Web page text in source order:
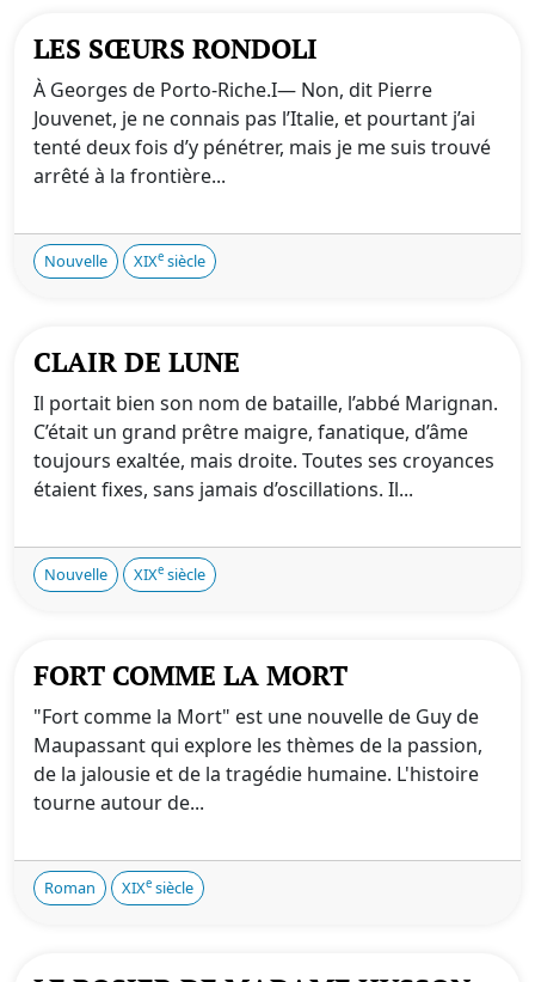
LES SŒURS RONDOLI
À Georges de Porto-Riche.I— Non, dit Pierre
Jouvenet, je ne connais pas l’Italie, et pourtant j’ai
tenté deux fois d’y pénétrer, mais je me suis trouvé
arrêté à la frontière...
Nouvelle XIXe siècle
CLAIR DE LUNE
Il portait bien son nom de bataille, l’abbé Marignan.
C’était un grand prêtre maigre, fanatique, d’âme
toujours exaltée, mais droite. Toutes ses croyances
étaient fixes, sans jamais d’oscillations. Il...
Nouvelle XIXe siècle
FORT COMME LA MORT
"Fort comme la Mort" est une nouvelle de Guy de
Maupassant qui explore les thèmes de la passion,
de la jalousie et de la tragédie humaine. L'histoire
tourne autour de...
Roman XIXe siècle